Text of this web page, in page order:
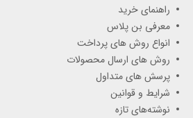
راهنمای خرید
معرفی بن پلاس
انواع روش های پرداخت
روش های ارسال محصولات
پرسش های متداول
شرایط و قوانین
نوشته‌های تازه